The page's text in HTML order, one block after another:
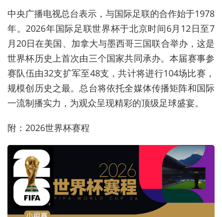
中央广播电视总台表示，与国际足联的合作始于1978
年。2026年国际足联世界杯于北京时间6月12日至7
月20日在美国、加拿大与墨西哥三国联合举办，这是
世界杯历史上首次由三个国家共同承办。本届赛事参
赛队伍由32支扩军至48支，共计将进行104场比赛，
规模创历史之最。总台将依托全媒体传播矩阵和国际
一流制播实力，为观众呈现精彩的顶级足球盛宴。
附：2026世界杯赛程